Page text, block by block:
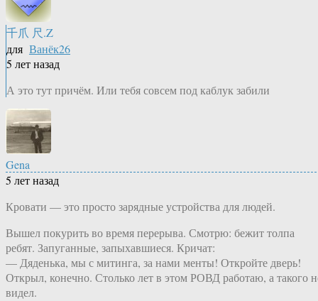
千爪 尺.Z
для Ванёк26
5 лет назад
А это тут причём. Или тебя совсем под каблук забили
Gena
5 лет назад
Кровати — это просто зарядные устройства для людей.
Вышел покурить во время перерыва. Смотрю: бежит толпа
ребят. Запуганные, запыхавшиеся. Кричат:
— Дяденька, мы с митинга, за нами менты! Откройте дверь!
Открыл, конечно. Столько лет в этом РОВД работаю, а такого
видел.